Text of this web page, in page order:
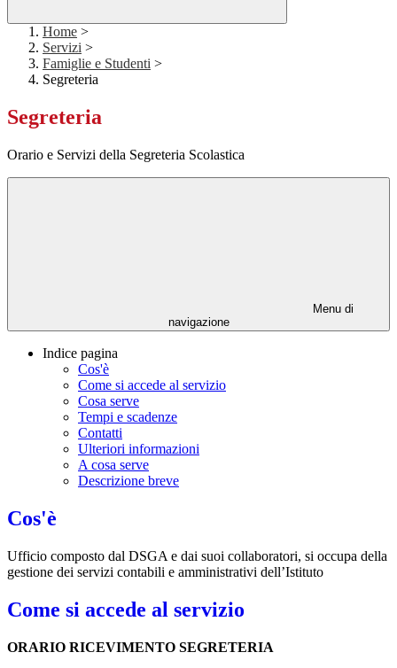
Home >
Servizi >
Famiglie e Studenti >
Segreteria
Segreteria
Orario e Servizi della Segreteria Scolastica
Menu di
navigazione
Indice pagina
Cos'è
Come si accede al servizio
Cosa serve
Tempi e scadenze
Contatti
Ulteriori informazioni
A cosa serve
Descrizione breve
Cos'è
Ufficio composto dal DSGA e dai suoi collaboratori, si occupa della
gestione dei servizi contabili e amministrativi dell’Istituto
Come si accede al servizio
ORARIO RICEVIMENTO SEGRETERIA